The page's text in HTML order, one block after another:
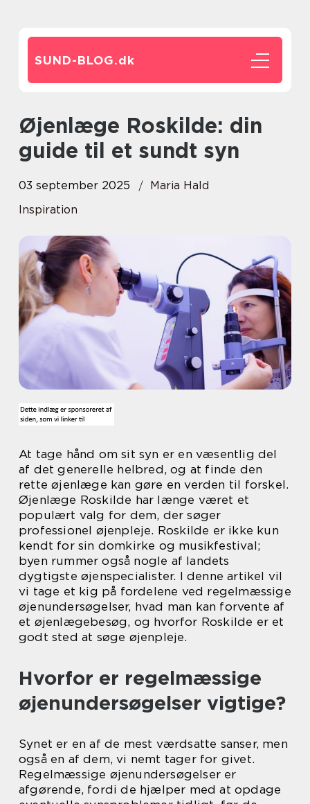
SUND-BLOG.dk
Øjenlæge Roskilde: din
guide til et sundt syn
03 september 2025
Maria Hald
Inspiration
At tage hånd om sit syn er en væsentlig del
af det generelle helbred, og at finde den
rette øjenlæge kan gøre en verden til forskel.
Øjenlæge Roskilde har længe været et
populært valg for dem, der søger
professionel øjenpleje. Roskilde er ikke kun
kendt for sin domkirke og musikfestival;
byen rummer også nogle af landets
dygtigste øjenspecialister. I denne artikel vil
vi tage et kig på fordelene ved regelmæssige
øjenundersøgelser, hvad man kan forvente af
et øjenlægebesøg, og hvorfor Roskilde er et
godt sted at søge øjenpleje.
Hvorfor er regelmæssige
øjenundersøgelser vigtige?
Synet er en af de mest værdsatte sanser, men
også en af dem, vi nemt tager for givet.
Regelmæssige øjenundersøgelser er
afgørende, fordi de hjælper med at opdage